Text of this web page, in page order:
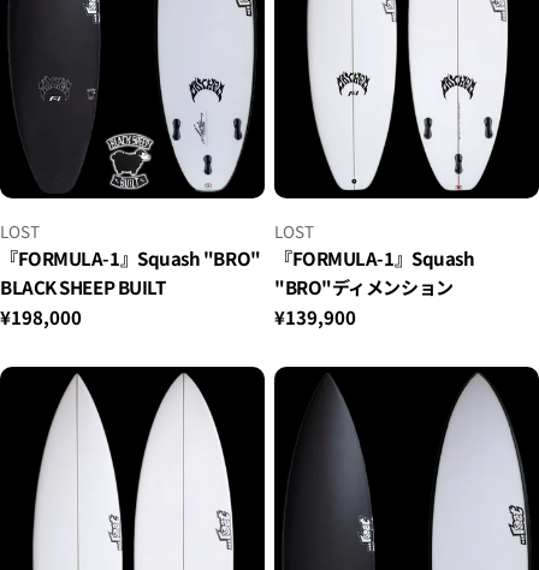
小
贩：
LOST
『FORMULA-1』Squash "BRO"
BLACK SHEEP BUILT
正
价
¥198,000
小
贩：
LOST
『FORMULA-1』Squash
"BRO"ディメンション
正
价
¥139,900